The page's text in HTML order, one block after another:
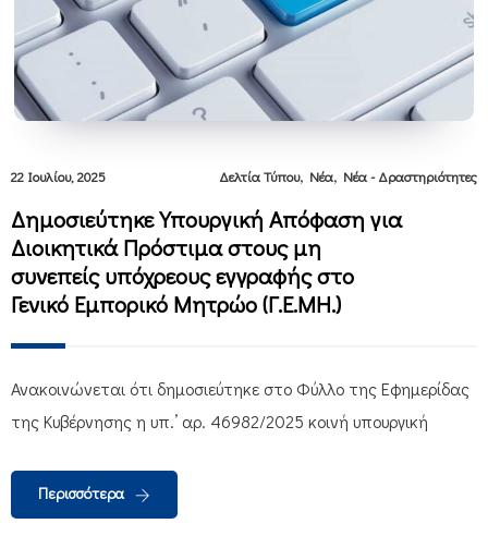
22 Ιουλίου, 2025 Δελτία Τύπου, Νέα, Νέα - Δραστηριότητες
Δημοσιεύτηκε Υπουργική Απόφαση για
Διοικητικά Πρόστιμα στους μη
συνεπείς υπόχρεους εγγραφής στο
Γενικό Εμπορικό Μητρώο (Γ.Ε.ΜΗ.)
Ανακοινώνεται ότι δημοσιεύτηκε στο Φύλλο της Εφημερίδας
της Κυβέρνησης η υπ.’ αρ. 46982/2025 κοινή υπουργική
Περισσότερα